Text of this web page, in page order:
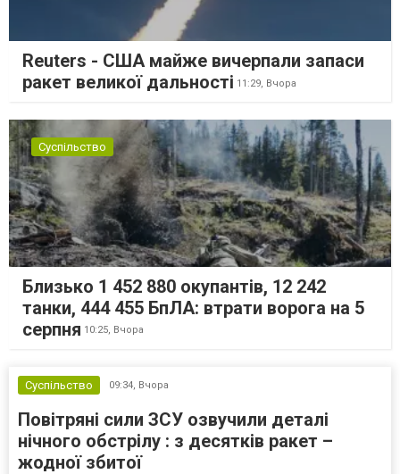
Reuters - США майже вичерпали запаси
ракет великої дальності 11:29, Вчора
Суспільство
Близько 1 452 880 окупантів, 12 242
танки, 444 455 БпЛА: втрати ворога на 5
серпня 10:25, Вчора
Суспільство 09:34, Вчора
Повітряні сили ЗСУ озвучили деталі
нічного обстрілу : з десятків ракет –
жодної збитої